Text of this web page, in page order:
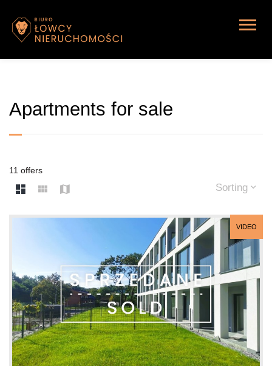
Apartments for sale
11 offers
Sorting
VIDEO